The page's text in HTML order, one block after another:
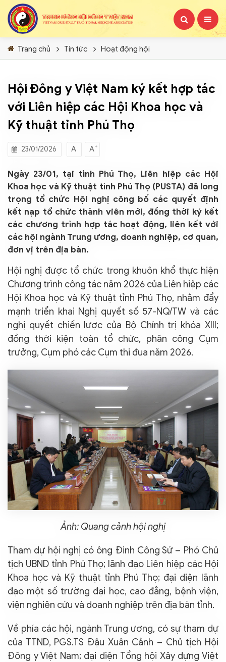
Trang chủ Tin tức Hoạt động hội
Hội Đông y Việt Nam ký kết hợp tác
với Liên hiệp các Hội Khoa học và
Kỹ thuật tỉnh Phú Thọ
23/01/2026 A A+
Ngày 23/01, tại tỉnh Phú Thọ, Liên hiệp các Hội
Khoa học và Kỹ thuật tỉnh Phú Thọ (PUSTA) đã long
trọng tổ chức Hội nghị công bố các quyết định
kết nạp tổ chức thành viên mới, đồng thời ký kết
các chương trình hợp tác hoạt động, liên kết với
các hội ngành Trung ương, doanh nghiệp, cơ quan,
đơn vị trên địa bàn.
Hội nghị được tổ chức trong khuôn khổ thực hiện
Chương trình công tác năm 2026 của Liên hiệp các
Hội Khoa học và Kỹ thuật tỉnh Phú Thọ, nhằm đẩy
mạnh triển khai Nghị quyết số 57-NQ/TW và các
nghị quyết chiến lược của Bộ Chính trị khóa XIII;
đồng thời kiện toàn tổ chức, phân công Cụm
trưởng, Cụm phó các Cụm thi đua năm 2026.
Ảnh: Quang cảnh hội nghị
Tham dự hội nghị có ông Đinh Công Sứ – Phó Chủ
tịch UBND tỉnh Phú Thọ; lãnh đạo Liên hiệp các Hội
Khoa học và Kỹ thuật tỉnh Phú Thọ; đại diện lãnh
đạo một số trường đại học, cao đẳng, bệnh viện,
viện nghiên cứu và doanh nghiệp trên địa bàn tỉnh.
Về phía các hội, ngành Trung ương, có sự tham dự
của TTND, PGS.TS Đậu Xuân Cảnh – Chủ tịch Hội
Đông y Việt Nam; đại diện Tổng hội Xây dựng Việt